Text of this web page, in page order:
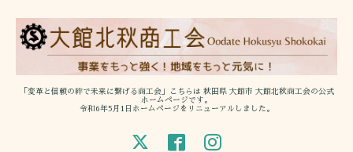
「変革と信頼の絆で未来に繋げる商工会」こちらは 秋田県 大館市 大館北秋商工会の公式
ホームページです。
令和6年5月1日ホームページをリニューアルしました。